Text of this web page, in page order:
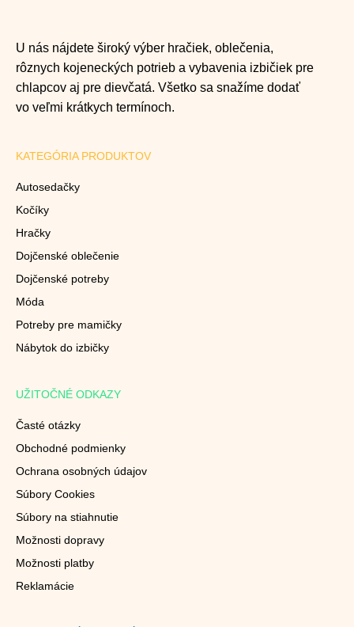
U nás nájdete široký výber hračiek, oblečenia,
rôznych kojeneckých potrieb a vybavenia izbičiek pre
chlapcov aj pre dievčatá. Všetko sa snažíme dodať
vo veľmi krátkych termínoch.
KATEGÓRIA PRODUKTOV
Autosedačky
Kočíky
Hračky
Dojčenské oblečenie
Dojčenské potreby
Móda
Potreby pre mamičky
Nábytok do izbičky
UŽITOČNÉ ODKAZY
Časté otázky
Obchodné podmienky
Ochrana osobných údajov
Súbory Cookies
Súbory na stiahnutie
Možnosti dopravy
Možnosti platby
Reklamácie